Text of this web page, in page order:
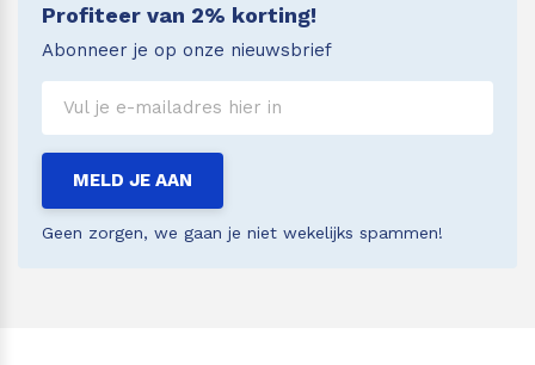
Profiteer van 2% korting!
Abonneer je op onze nieuwsbrief
Geen zorgen, we gaan je niet wekelijks spammen!
MELD JE AAN